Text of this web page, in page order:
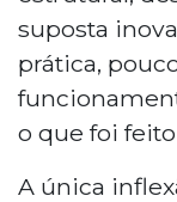
suposta
prática,
o que foi
A única